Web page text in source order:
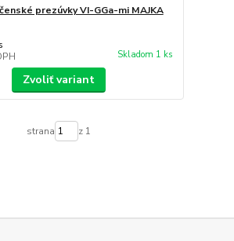
prezúvky VI-GGa-mi MAJKA
Skladom 1 ks
Zvoliť variant
strana z 1